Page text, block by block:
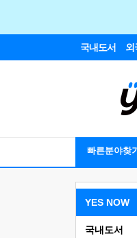
국내도서 외
빠른분야찾기
YES NOW
국내도서